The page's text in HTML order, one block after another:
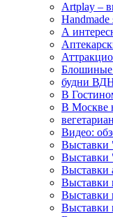
Artplay –
Handmade
А
Блошиные
будни
В
В
Видео:
Выставки
Выставки
Выставки
Выставки
Выставки